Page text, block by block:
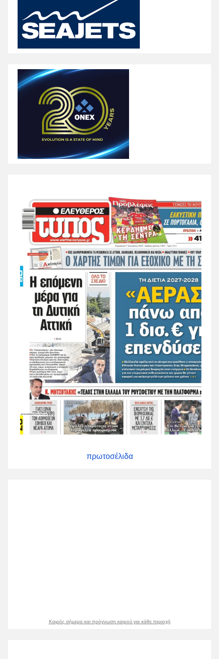
πρωτοσέλιδα
Καιρός σήμερα και πρόγνωση καιρού για κάθε περιοχή